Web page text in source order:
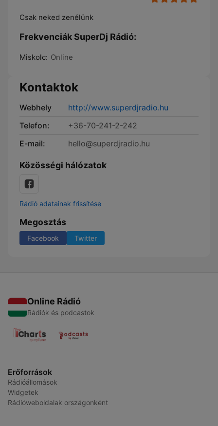
Csak neked zenélünk
Frekvenciák SuperDj Rádió:
Miskolc: Online
Kontaktok
Webhely
http://www.superdjradio.hu
Telefon:
+36-70-241-2-242
E-mail:
hello@superdjradio.hu
Közösségi hálózatok
Rádió adatainak frissítése
Megosztás
Facebook Twitter
Online Rádió
Rádiók és podcastok
Erőforrások
Rádióállomások
Widgetek
Rádióweboldalak országonként